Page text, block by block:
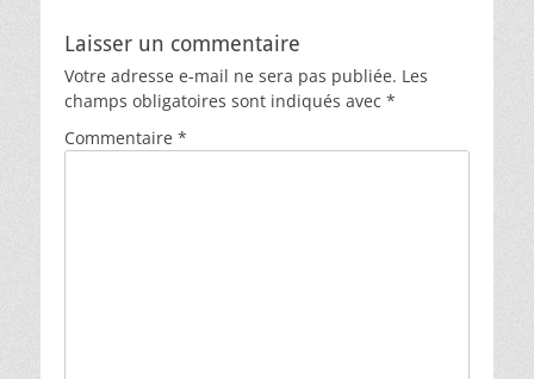
Laisser un commentaire
Votre adresse e-mail ne sera pas publiée. Les
champs obligatoires sont indiqués avec *
Commentaire *